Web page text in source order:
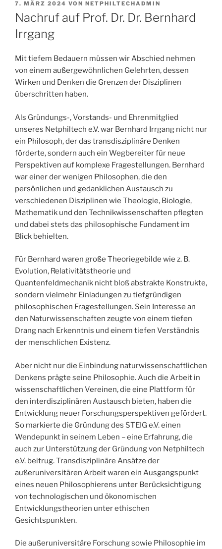
VERÖFFENTLICHT
AM
7. MÄRZ 2024 VON NETPHILTECHADMIN
Nachruf auf Prof. Dr. Dr. Bernhard
Irrgang
Mit tiefem Bedauern müssen wir Abschied nehmen
von einem außergewöhnlichen Gelehrten, dessen
Wirken und Denken die Grenzen der Disziplinen
überschritten haben.
Als Gründungs-, Vorstands- und Ehrenmitglied
unseres Netphiltech e.V. war Bernhard Irrgang nicht nur
ein Philosoph, der das transdisziplinäre Denken
förderte, sondern auch ein Wegbereiter für neue
Perspektiven auf komplexe Fragestellungen. Bernhard
war einer der wenigen Philosophen, die den
persönlichen und gedanklichen Austausch zu
verschiedenen Disziplinen wie Theologie, Biologie,
Mathematik und den Technikwissenschaften pflegten
und dabei stets das philosophische Fundament im
Blick behielten.
Für Bernhard waren große Theoriegebilde wie z. B.
Evolution, Relativitätstheorie und
Quantenfeldmechanik nicht bloß abstrakte Konstrukte,
sondern vielmehr Einladungen zu tiefgründigen
philosophischen Fragestellungen. Sein Interesse an
den Naturwissenschaften zeugte von einem tiefen
Drang nach Erkenntnis und einem tiefen Verständnis
der menschlichen Existenz.
Aber nicht nur die Einbindung naturwissenschaftlichen
Denkens prägte seine Philosophie. Auch die Arbeit in
wissenschaftlichen Vereinen, die eine Plattform für
den interdisziplinären Austausch bieten, haben die
Entwicklung neuer Forschungsperspektiven gefördert.
So markierte die Gründung des STEIG e.V. einen
Wendepunkt in seinem Leben – eine Erfahrung, die
auch zur Unterstützung der Gründung von Netphiltech
e.V. beitrug. Transdisziplinäre Ansätze der
außeruniversitären Arbeit waren ein Ausgangspunkt
eines neuen Philosophierens unter Berücksichtigung
von technologischen und ökonomischen
Entwicklungstheorien unter ethischen
Gesichtspunkten.
Die außeruniversitäre Forschung sowie Philosophie im